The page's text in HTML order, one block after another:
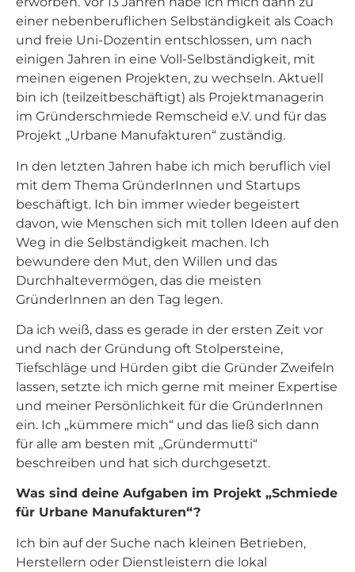
einer nebenberuflichen Selbständigkeit als Coach
und freie Uni-Dozentin entschlossen, um nach
einigen Jahren in eine Voll-Selbständigkeit, mit
meinen eigenen Projekten, zu wechseln. Aktuell
bin ich (teilzeitbeschäftigt) als Projektmanagerin
im Gründerschmiede Remscheid e.V. und für das
Projekt „Urbane Manufakturen“ zuständig.
In den letzten Jahren habe ich mich beruflich viel
mit dem Thema GründerInnen und Startups
beschäftigt. Ich bin immer wieder begeistert
davon, wie Menschen sich mit tollen Ideen auf den
Weg in die Selbständigkeit machen. Ich
bewundere den Mut, den Willen und das
Durchhaltevermögen, das die meisten
GründerInnen an den Tag legen.
Da ich weiß, dass es gerade in der ersten Zeit vor
und nach der Gründung oft Stolpersteine,
Tiefschläge und Hürden gibt die Gründer Zweifeln
lassen, setzte ich mich gerne mit meiner Expertise
und meiner Persönlichkeit für die GründerInnen
ein. Ich „kümmere mich“ und das ließ sich dann
für alle am besten mit „Gründermutti“
beschreiben und hat sich durchgesetzt.
Was sind deine Aufgaben im Projekt „Schmiede
für Urbane Manufakturen“?
Ich bin auf der Suche nach kleinen Betrieben,
Herstellern oder Dienstleistern die lokal